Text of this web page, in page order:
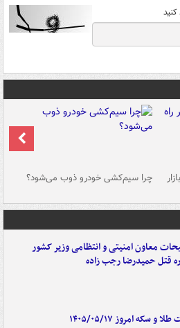
چرا سیم‌کشی خودرو ذوب می‌شود؟
معاون امنیتی و انتظامی وزیر کشور
قتل حمیدرضا رجب زاده
و سکه امروز ۱۴۰۵/۰۵/۱۷